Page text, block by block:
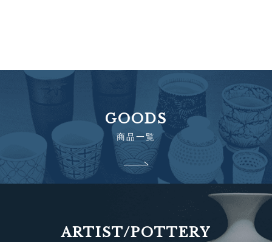
GOODS
商品一覧
ARTIST/POTTERY